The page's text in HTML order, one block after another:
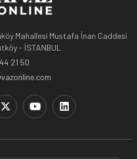
Mahallesi Mustafa İnan Caddesi
- İSTANBUL
21 50